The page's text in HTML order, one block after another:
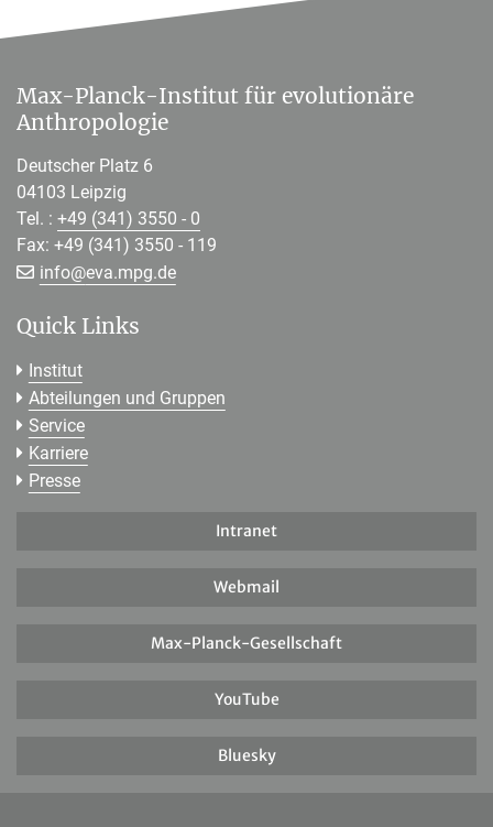
Max-Planck-Institut für evolutionäre
Anthropologie
Deutscher Platz 6
04103 Leipzig
Tel. : +49 (341) 3550 - 0
Fax: +49 (341) 3550 - 119
info@[>>> Please remove the text! <<<]
eva.mpg.de
Quick Links
Institut
Abteilungen und Gruppen
Service
Karriere
Presse
Intranet
Webmail
Max-Planck-Gesellschaft
YouTube
Bluesky